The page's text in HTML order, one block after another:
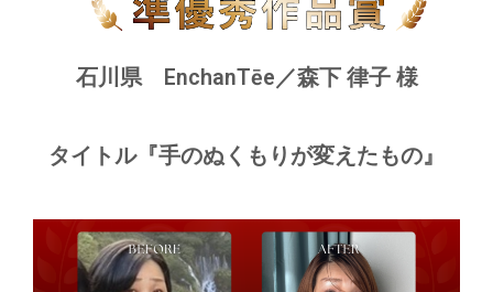
石川県 EnchanTēe／森下 律子 様
タイトル『手のぬくもりが変えたもの』